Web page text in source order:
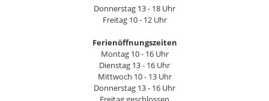
Donnerstag 13 - 18 Uhr
Freitag 10 - 12 Uhr
Ferienöffnungszeiten
Montag 10 - 16 Uhr
Dienstag 13 - 16 Uhr
Mittwoch 10 - 13 Uhr
Donnerstag 13 - 16 Uhr